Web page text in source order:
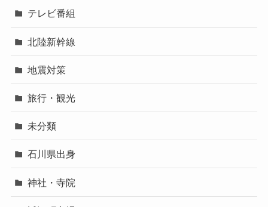
テレビ番組
北陸新幹線
地震対策
旅行・観光
未分類
石川県出身
神社・寺院